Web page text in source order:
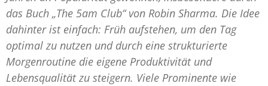
das Buch „The 5am Club“ von Robin Sharma. Die Idee
dahinter ist einfach: Früh aufstehen, um den Tag
optimal zu nutzen und durch eine strukturierte
Morgenroutine die eigene Produktivität und
Lebensqualität zu steigern. Viele Prominente wie